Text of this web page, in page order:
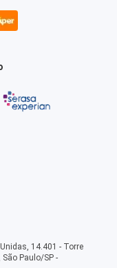
14.401 - Torre
Paulo/SP -